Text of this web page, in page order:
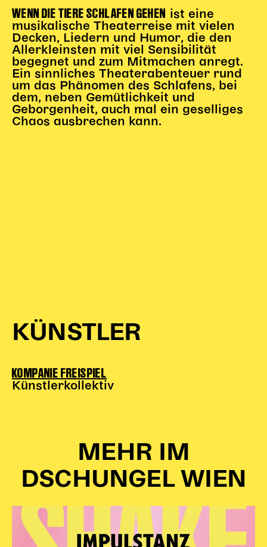
Gl!tch4
Wem gehört die Bühne?
House of Hybrid Rebels
HAUS
Über Uns
Unser Blog
Vermietung
SPENDEN + FÖRDERN
Suchen
WENN DIE TIERE SCHLAFEN GEHEN ist eine
musikalische Theaterreise mit vielen
Decken, Liedern und Humor, die den
Allerkleinsten mit viel Sensibilität
begegnet und zum Mitmachen anregt.
Ein sinnliches Theaterabenteuer rund
um das Phänomen des Schlafens, bei
dem, neben Gemütlichkeit und
Geborgenheit, auch mal ein geselliges
Chaos ausbrechen kann.
KÜNSTLER
KOMPANIE FREISPIEL
Künstlerkollektiv
MEHR IM
DSCHUNGEL WIEN